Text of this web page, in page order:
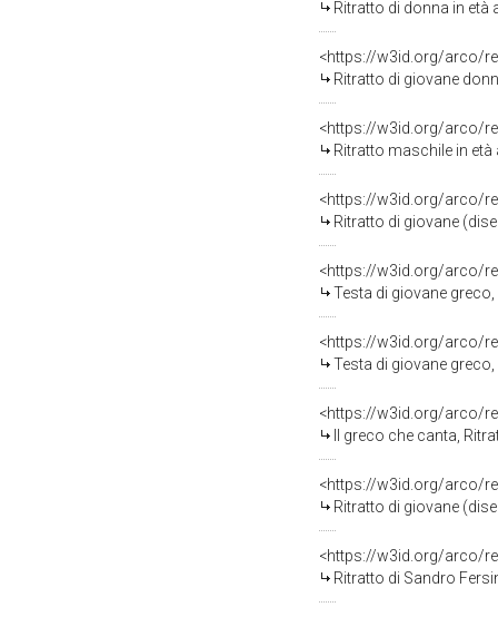
Ritratto di donna in età
<https://w3id.org/arco/
Ritratto di giovane
<https://w3id.org/arco/
Ritratto maschile in
<https://w3id.org/arco/
Ritratto di giovane
<https://w3id.org/arco/
Testa di giovane
<https://w3id.org/arco/
Testa di giovane
<https://w3id.org/arco/
Il greco che canta,
<https://w3id.org/arco/
Ritratto di giovane
<https://w3id.org/arco/
Ritratto di Sandro